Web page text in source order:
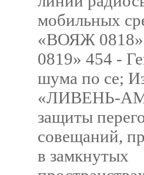
мобильных
«ВОЯЖ
0819» 454 -
шума по се;
«ЛИВЕНЬ-
защиты
совещаний,
в замкнутых